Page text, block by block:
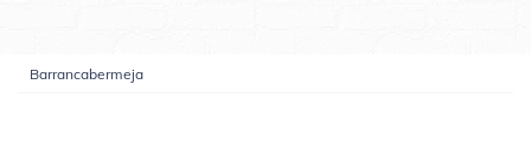
Barrancabermeja